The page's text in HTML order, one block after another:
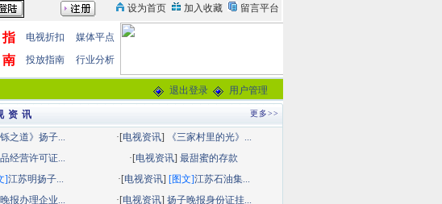
指
南
电视折扣
媒体平点
投放指南 行业分析
退出登录 用户管理
更多>>
资 讯
铄之道》扬子... ·[电视资讯]
《三家村里的光》...
品经营许可证... ·[电视资讯]最甜蜜的存款
]江苏明扬子... ·[电视资讯] [图文]江苏石油集...
报办理企业... ·[电视资讯] 扬子晚报身份证挂...